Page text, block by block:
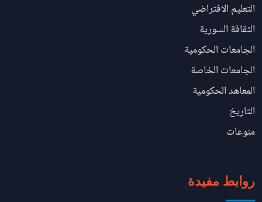
التعليم الافتراضي
الثقافة السورية
الجامعات الحكومية
الجامعات الخاصة
المعاهد الحكومية
التاريخ
منوعات
روابط مفيدة